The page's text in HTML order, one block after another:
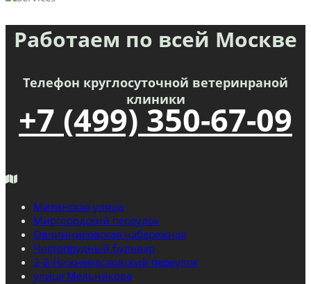
Работаем по всей Москве
Телефон круглосуточной ветеринраной
клиники
+7 (499) 350-67-09
Митинская улица
Миргородский переулок
Овчинниковская набережная
Чистопрудный бульвар
2-й Нижнемасловский переулок
улица Мельникова